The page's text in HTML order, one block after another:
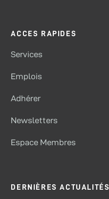
ACCES RAPIDES
Services
Emplois
Adhérer
Newsletters
Espace Membres
DERNIÈRES ACTUALITÉS